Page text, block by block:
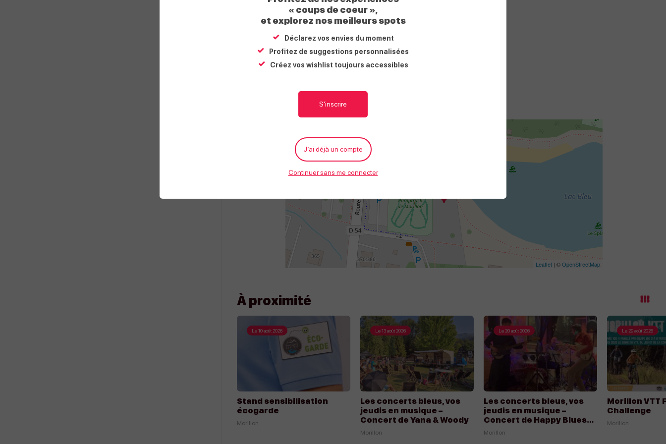
Prestations
Équipements
Parking à proximité
Situation
−
Leaflet| ©OpenStreetMap
À proximité
Stand sensibilisation
écogarde
Morillon
Le10 août 2026
Appeler
Les concerts bleus, vos
jeudis en musique –
Concert de Yana & Woody
Morillon
Le13 août 2026
Appeler
Écrire
Les concerts bleus, vos
jeudis en musique –
Concert de Happy Blues
Trio
Morillon
Le20 août 2026
Appeler
Écrire
Morillon VTT
Challenge
Morillon
Le29 août 2026
« coups de coeur »,
et explorez nos meilleurs spots
Déclarez vos envies du moment
Profitez de suggestions personnalisées
Créez vos wishlist toujours accessibles
S'inscrire
J’ai déjà un compte
Continuer sans me connecter